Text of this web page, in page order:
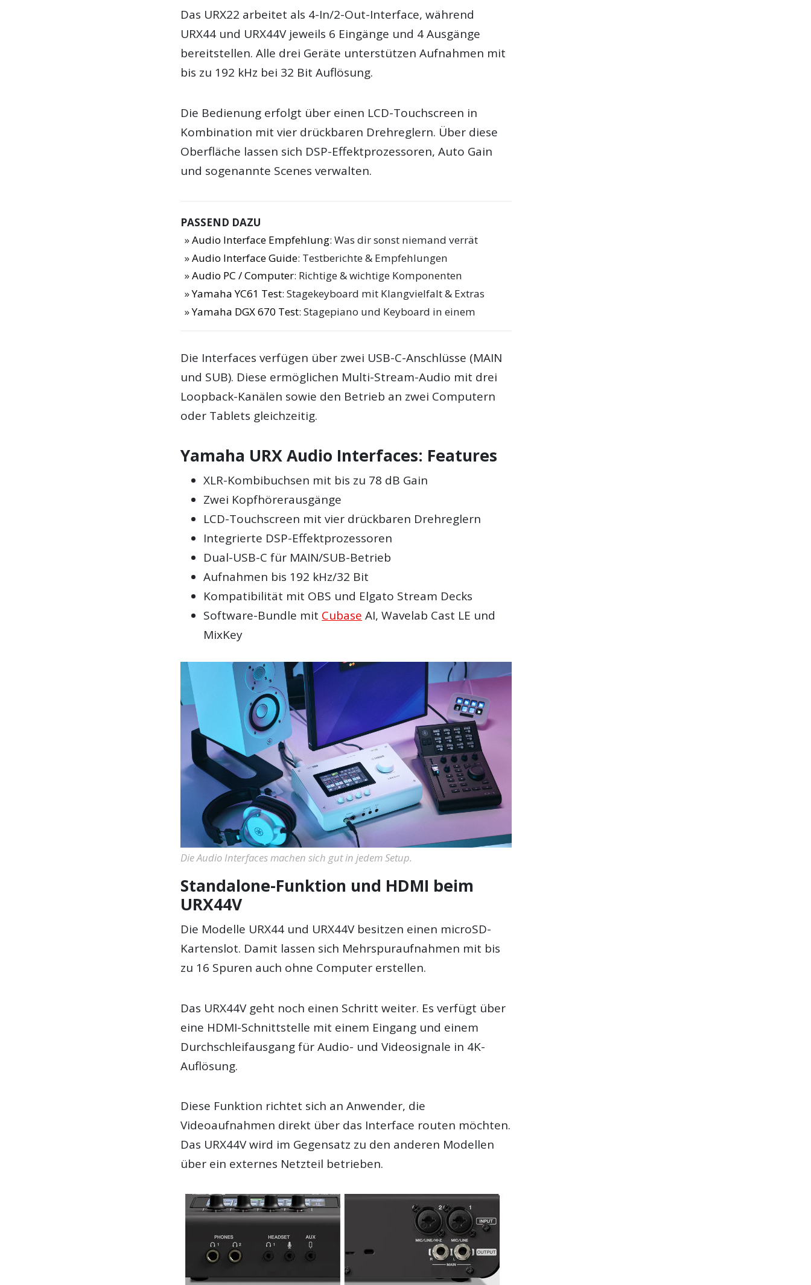
Das URX22 arbeitet als 4-In/2-Out-Interface, während
URX44 und URX44V jeweils 6 Eingänge und 4 Ausgänge
bereitstellen. Alle drei Geräte unterstützen Aufnahmen mit
bis zu 192 kHz bei 32 Bit Auflösung.
Die Bedienung erfolgt über einen LCD-Touchscreen in
Kombination mit vier drückbaren Drehreglern. Über diese
Oberfläche lassen sich DSP-Effektprozessoren, Auto Gain
und sogenannte Scenes verwalten.
PASSEND DAZU
Audio Interface Empfehlung: Was dir sonst niemand verrät
Audio Interface Guide: Testberichte & Empfehlungen
Audio PC / Computer: Richtige & wichtige Komponenten
Yamaha YC61 Test: Stagekeyboard mit Klangvielfalt & Extras
Yamaha DGX 670 Test: Stagepiano und Keyboard in einem
Die Interfaces verfügen über zwei USB-C-Anschlüsse (MAIN
und SUB). Diese ermöglichen Multi-Stream-Audio mit drei
Loopback-Kanälen sowie den Betrieb an zwei Computern
oder Tablets gleichzeitig.
Yamaha URX Audio Interfaces: Features
XLR-Kombibuchsen mit bis zu 78 dB Gain
Zwei Kopfhörerausgänge
LCD-Touchscreen mit vier drückbaren Drehreglern
Integrierte DSP-Effektprozessoren
Dual-USB-C für MAIN/SUB-Betrieb
Aufnahmen bis 192 kHz/32 Bit
Kompatibilität mit OBS und Elgato Stream Decks
Software-Bundle mit Cubase AI, Wavelab Cast LE und
MixKey
Die Audio Interfaces machen sich gut in jedem Setup.
Standalone-Funktion und HDMI beim
URX44V
Die Modelle URX44 und URX44V besitzen einen microSD-
Kartenslot. Damit lassen sich Mehrspuraufnahmen mit bis
zu 16 Spuren auch ohne Computer erstellen.
Das URX44V geht noch einen Schritt weiter. Es verfügt über
eine HDMI-Schnittstelle mit einem Eingang und einem
Durchschleifausgang für Audio- und Videosignale in 4K-
Auflösung.
Diese Funktion richtet sich an Anwender, die
Videoaufnahmen direkt über das Interface routen möchten.
Das URX44V wird im Gegensatz zu den anderen Modellen
über ein externes Netzteil betrieben.